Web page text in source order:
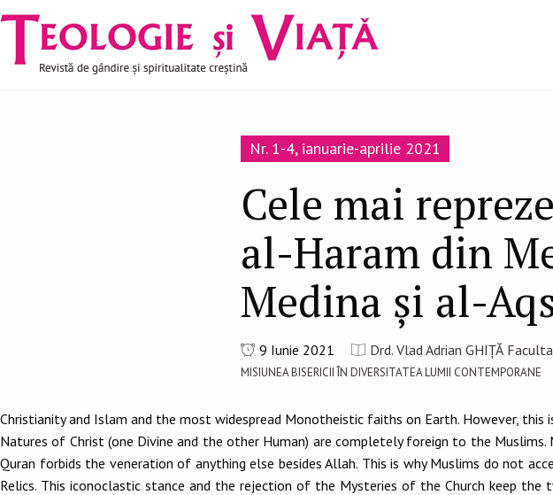
Mergi la conţinutul principal
Navigare
principală
Nr. 1-4, ianuarie-aprilie 2021
Cele mai
al-Haram din
Medina şi al-
9 Iunie 2021 Drd. Vlad Adrian GHIŢĂ
MISIUNEA BISERICII ÎN DIVERSITATEA LUMII CONTEMPORANE
Christianity and Islam and the most widespread Monotheistic faiths on Earth. However,
Natures of Christ (one Divine and the other Human) are completely foreign to the
Quran forbids the veneration of anything else besides Allah. This is why Muslims do not
Relics. This iconoclastic stance and the rejection of the Mysteries of the Church keep